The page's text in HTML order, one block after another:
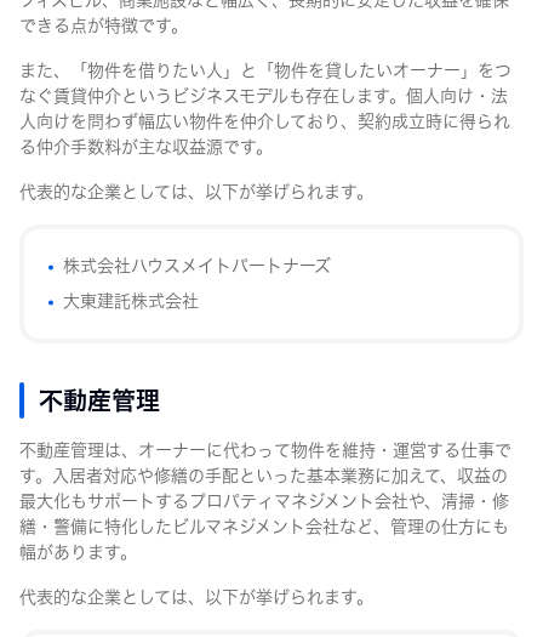
できる点が特徴です。
また、「物件を借りたい人」と「物件を貸したいオーナー」をつ
なぐ賃貸仲介というビジネスモデルも存在します。個人向け・法
人向けを問わず幅広い物件を仲介しており、契約成立時に得られ
る仲介手数料が主な収益源です。
代表的な企業としては、以下が挙げられます。
株式会社ハウスメイトパートナーズ
大東建託株式会社
不動産管理
不動産管理は、オーナーに代わって物件を維持・運営する仕事で
す。入居者対応や修繕の手配といった基本業務に加えて、収益の
最大化もサポートするプロパティマネジメント会社や、清掃・修
繕・警備に特化したビルマネジメント会社など、管理の仕方にも
幅があります。
代表的な企業としては、以下が挙げられます。